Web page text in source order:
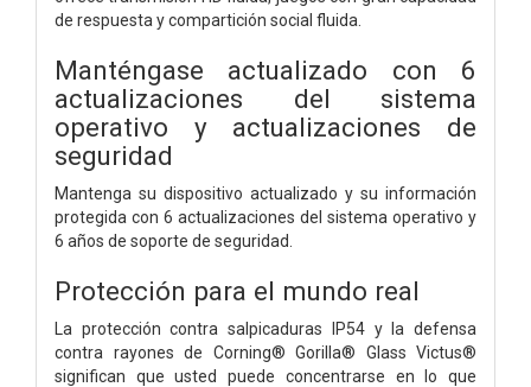
de respuesta y compartición social fluida.
Manténgase actualizado con 6
actualizaciones del sistema
operativo y actualizaciones de
seguridad
Mantenga su dispositivo actualizado y su información
protegida con 6 actualizaciones del sistema operativo y
6 años de soporte de seguridad.
Protección para el mundo real
La protección contra salpicaduras IP54 y la defensa
contra rayones de Corning® Gorilla® Glass Victus®
significan que usted puede concentrarse en lo que